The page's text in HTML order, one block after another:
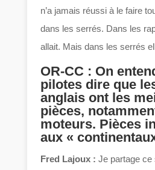
n’a jamais réussi à le faire
dans les serrés. Dans les
allait. Mais dans les serrés
OR-CC : On
pilotes dire que
anglais ont les
pièces,
moteurs. Pièces
aux «
Fred Lajoux : Je partage ce